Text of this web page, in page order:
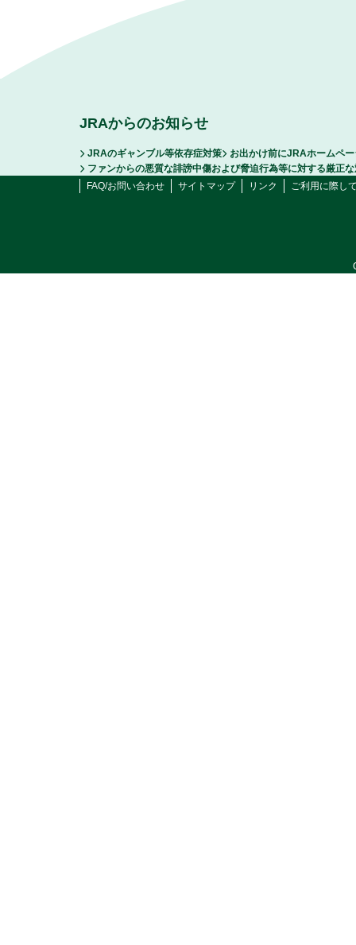
JRAからのお知らせ
JRAのギャンブル等依存症対策
お出かけ前にJRAホームペ
ファンからの悪質な誹謗中傷および脅迫行為等に対する厳正
FAQ/お問い合わせ
サイトマップ リンク ご利用に際し